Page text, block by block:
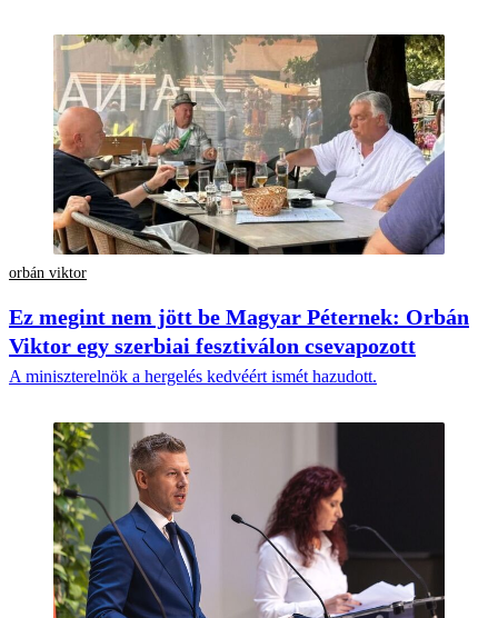
orbán viktor
Ez megint nem jött be Magyar Péternek: Orbán
Viktor egy szerbiai fesztiválon csevapozott
A miniszterelnök a hergelés kedvéért ismét hazudott.